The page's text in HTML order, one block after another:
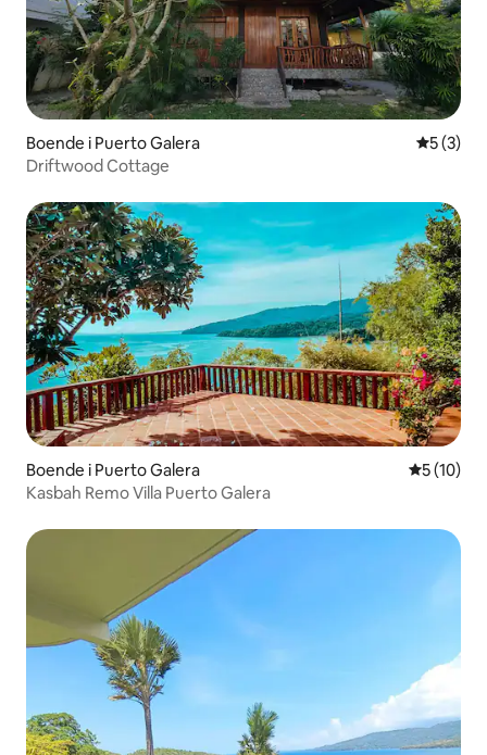
Boende i Puerto Galera 5 av 5 i
5 (3)
Driftwood Cottage
Boende i Puerto Galera 5 av 5 i
5 (10)
Kasbah Remo Villa Puerto Galera